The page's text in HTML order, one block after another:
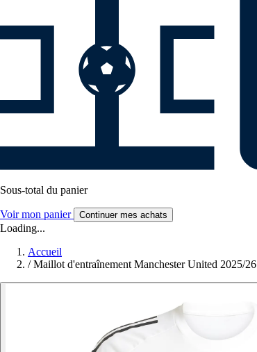
Sous-total du panier
Voir mon panier Continuer mes achats
Loading...
Accueil
/ Maillot d'entraînement Manchester United 2025/26